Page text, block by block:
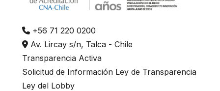
+56 71 220 0200
Av. Lircay s/n, Talca - Chile
Transparencia Activa
Solicitud de Información Ley de Transparencia
Ley del Lobby